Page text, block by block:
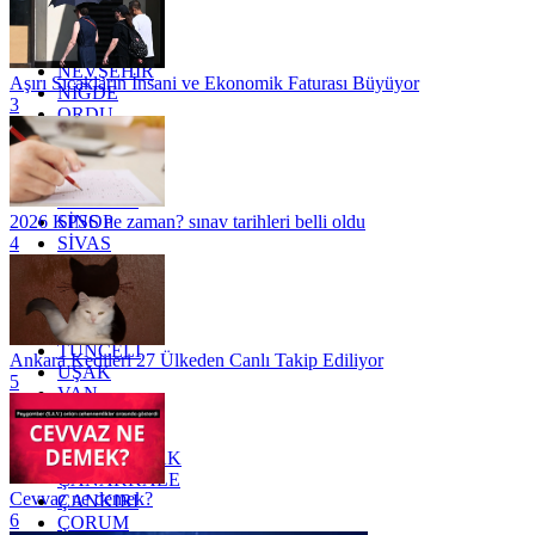
MERSİN
MUĞLA
MUŞ
NEVŞEHİR
NİĞDE
ORDU
OSMANİYE
RİZE
SAKARYA
SAMSUN
SİNOP
SİVAS
SİİRT
TEKİRDAĞ
TOKAT
TRABZON
TUNCELİ
UŞAK
VAN
YALOVA
YOZGAT
ZONGULDAK
ÇANAKKALE
ÇANKIRI
ÇORUM
Aşırı Sıcakların İnsani ve Ekonomik Faturası Büyüyor
3
2026 KPSS ne zaman? sınav tarihleri belli oldu
4
Ankara Kedileri 27 Ülkeden Canlı Takip Ediliyor
5
Cevvaz ne demek?
6